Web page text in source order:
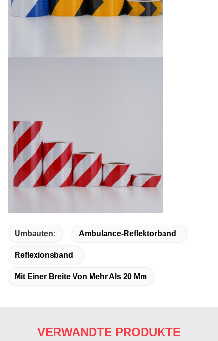
Umbauten: Ambulance-Reflektorband
Reflexionsband
Mit Einer Breite Von Mehr Als 20 Mm
VERWANDTE PRODUKTE